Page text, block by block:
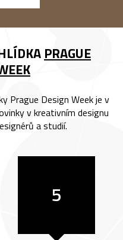
PRAGUE
Prague Design Week je v
v kreativním designu
a studií.
5